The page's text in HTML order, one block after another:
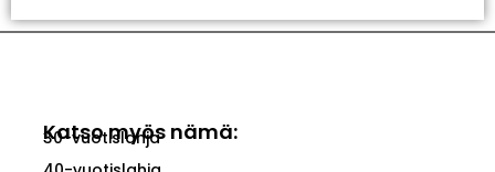
Katso myös nämä:
30-vuotislahja